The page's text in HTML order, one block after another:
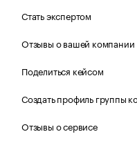
Стать экспертом
Отзывы о вашей компании
Поделиться кейсом
Создать профиль группы
Отзывы о сервисе